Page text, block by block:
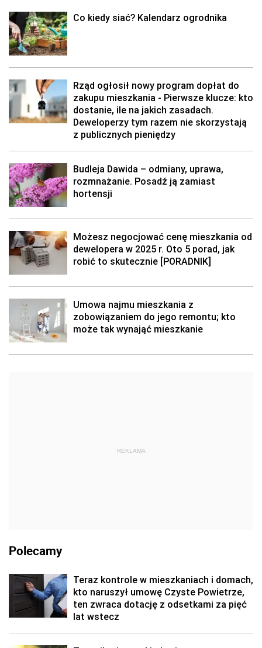
Co kiedy siać? Kalendarz ogrodnika
Rząd ogłosił nowy program dopłat do
zakupu mieszkania - Pierwsze klucze: kto
dostanie, ile na jakich zasadach.
Deweloperzy tym razem nie skorzystają
z publicznych pieniędzy
Budleja Dawida – odmiany, uprawa,
rozmnażanie. Posadź ją zamiast
hortensji
Możesz negocjować cenę mieszkania od
dewelopera w 2025 r. Oto 5 porad, jak
robić to skutecznie [PORADNIK]
Umowa najmu mieszkania z
zobowiązaniem do jego remontu; kto
może tak wynająć mieszkanie
REKLAMA
Polecamy
Teraz kontrole w mieszkaniach i domach,
kto naruszył umowę Czyste Powietrze,
ten zwraca dotację z odsetkami za pięć
lat wstecz